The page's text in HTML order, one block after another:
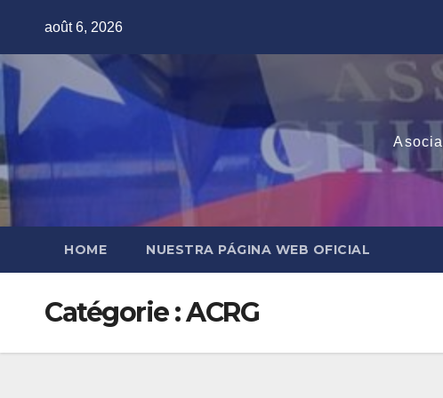
content
août 6, 2026
HOME NUESTRA PÁGINA WEB OFICIAL
Catégorie :ACRG